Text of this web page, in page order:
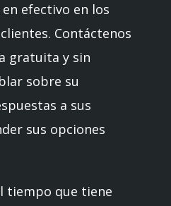
efectivo en los
Contáctenos
gratuita y sin
sobre su
a sus
sus opciones
tiempo que tiene